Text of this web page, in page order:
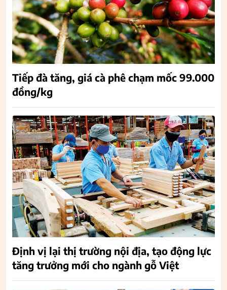
Tiếp đà tăng, giá cà phê chạm mốc 99.000
đồng/kg
Định vị lại thị trường nội địa, tạo động lực
tăng trưởng mới cho ngành gỗ Việt